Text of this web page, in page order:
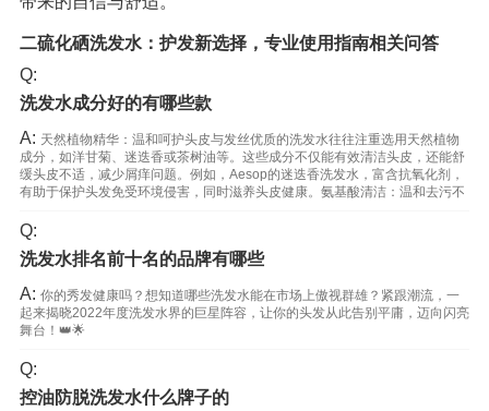
二硫化硒洗发水：护发新选择，专业使用指南相关问答
Q:
洗发水成分好的有哪些款
A: 天然植物精华：温和呵护头皮与发丝优质的洗发水往往注重选用天然植物
成分，如洋甘菊、迷迭香或茶树油等。这些成分不仅能有效清洁头皮，还能舒
缓头皮不适，减少屑痒问题。例如，Aesop的迷迭香洗发水，富含抗氧化剂，
有助于保护头发免受环境侵害，同时滋养头皮健康。氨基酸清洁：温和去污不
Q:
洗发水排名前十名的品牌有哪些
A: 你的秀发健康吗？想知道哪些洗发水能在市场上傲视群雄？紧跟潮流，一
起来揭晓2022年度洗发水界的巨星阵容，让你的头发从此告别平庸，迈向闪亮
舞台！👑🌟
Q:
控油防脱洗发水什么牌子的